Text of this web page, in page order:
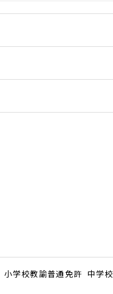
学校教諭普通免許 中学